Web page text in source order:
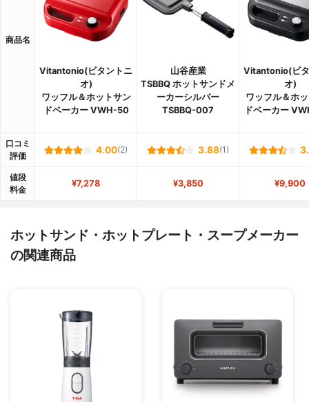
商品名
Vitantonio(ビタントニ
オ)
ワッフル＆ホットサン
ドベーカー VWH-50
山谷産業
TSBBQ ホットサンドメ
ーカーシルバー
TSBBQ-007
Vitantonio(ビ
オ)
ワッフル＆ホ
ドベーカー
口コミ
評価
4.00(2) 3.88(1)
値段
料金
¥7,278 ¥3,850 ¥9,900
ホットサンド・ホットプレート・スープメーカー
の関連商品